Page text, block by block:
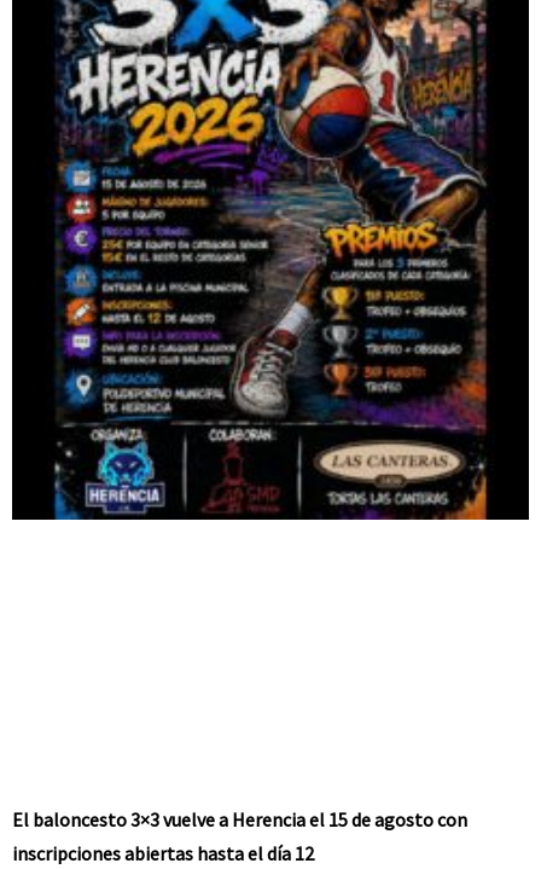
El baloncesto 3×3 vuelve a Herencia el 15 de agosto con
inscripciones abiertas hasta el día 12